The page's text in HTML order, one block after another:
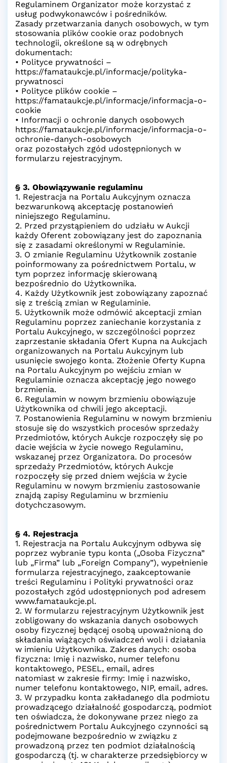
Regulaminem Organizator może korzystać z
usług podwykonawców i pośredników.
Zasady przetwarzania danych osobowych, w tym
stosowania plików cookie oraz podobnych
technologii, określone są w odrębnych
dokumentach:
• Polityce prywatności –
https://famataukcje.pl/informacje/polityka-
prywatnosci
• Polityce plików cookie –
https://famataukcje.pl/informacje/informacja-o-
cookie
• Informacji o ochronie danych osobowych
https://famataukcje.pl/informacje/informacja-o-
ochronie-danych-osobowych
oraz pozostałych zgód udostępnionych w
formularzu rejestracyjnym.
§ 3. Obowiązywanie regulaminu
1. Rejestracja na Portalu Aukcyjnym oznacza
bezwarunkową akceptację postanowień
niniejszego Regulaminu.
2. Przed przystąpieniem do udziału w Aukcji
każdy Oferent zobowiązany jest do zapoznania
się z zasadami określonymi w Regulaminie.
3. O zmianie Regulaminu Użytkownik zostanie
poinformowany za pośrednictwem Portalu, w
tym poprzez informację skierowaną
bezpośrednio do Użytkownika.
4. Każdy Użytkownik jest zobowiązany zapoznać
się z treścią zmian w Regulaminie.
5. Użytkownik może odmówić akceptacji zmian
Regulaminu poprzez zaniechanie korzystania z
Portalu Aukcyjnego, w szczególności poprzez
zaprzestanie składania Ofert Kupna na Aukcjach
organizowanych na Portalu Aukcyjnym lub
usunięcie swojego konta. Złożenie Oferty Kupna
na Portalu Aukcyjnym po wejściu zmian w
Regulaminie oznacza akceptację jego nowego
brzmienia.
6. Regulamin w nowym brzmieniu obowiązuje
Użytkownika od chwili jego akceptacji.
7. Postanowienia Regulaminu w nowym brzmieniu
stosuje się do wszystkich procesów sprzedaży
Przedmiotów, których Aukcje rozpoczęły się po
dacie wejścia w życie nowego Regulaminu,
wskazanej przez Organizatora. Do procesów
sprzedaży Przedmiotów, których Aukcje
rozpoczęły się przed dniem wejścia w życie
Regulaminu w nowym brzmieniu zastosowanie
znajdą zapisy Regulaminu w brzmieniu
dotychczasowym.
§ 4. Rejestracja
1. Rejestracja na Portalu Aukcyjnym odbywa się
poprzez wybranie typu konta („Osoba Fizyczna”
lub „Firma” lub „Foreign Company”), wypełnienie
formularza rejestracyjnego, zaakceptowanie
treści Regulaminu i Polityki prywatności oraz
pozostałych zgód udostępnionych pod adresem
www.famataukcje.pl.
2. W formularzu rejestracyjnym Użytkownik jest
zobligowany do wskazania danych osobowych
osoby fizycznej będącej osobą upoważnioną do
składania wiążących oświadczeń woli i działania
w imieniu Użytkownika. Zakres danych: osoba
fizyczna: Imię i nazwisko, numer telefonu
kontaktowego, PESEL, email, adres
natomiast w zakresie firmy: Imię i nazwisko,
numer telefonu kontaktowego, NIP, email, adres.
3. W przypadku konta zakładanego dla podmiotu
prowadzącego działalność gospodarczą, podmiot
ten oświadcza, że dokonywane przez niego za
pośrednictwem Portalu Aukcyjnego czynności są
podejmowane bezpośrednio w związku z
prowadzoną przez ten podmiot działalnością
gospodarczą (tj. w charakterze przedsiębiorcy w